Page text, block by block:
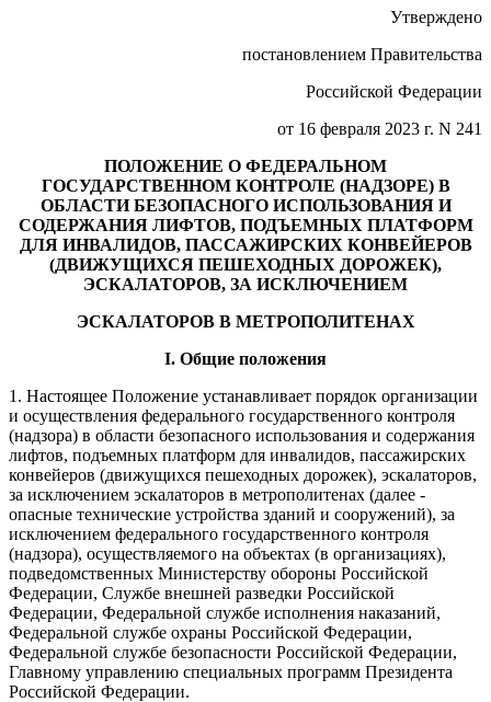
Утверждено
постановлением Правительства
Российской Федерации
от 16 февраля 2023 г. N 241
ПОЛОЖЕНИЕ О ФЕДЕРАЛЬНОМ
ГОСУДАРСТВЕННОМ КОНТРОЛЕ (НАДЗОРЕ) В
ОБЛАСТИ БЕЗОПАСНОГО ИСПОЛЬЗОВАНИЯ И
СОДЕРЖАНИЯ ЛИФТОВ, ПОДЪЕМНЫХ ПЛАТФОРМ
ДЛЯ ИНВАЛИДОВ, ПАССАЖИРСКИХ КОНВЕЙЕРОВ
(ДВИЖУЩИХСЯ ПЕШЕХОДНЫХ ДОРОЖЕК),
ЭСКАЛАТОРОВ, ЗА ИСКЛЮЧЕНИЕМ
ЭСКАЛАТОРОВ В МЕТРОПОЛИТЕНАХ
I. Общие положения
1. Настоящее Положение устанавливает порядок организации
и осуществления федерального государственного контроля
(надзора) в области безопасного использования и содержания
лифтов, подъемных платформ для инвалидов, пассажирских
конвейеров (движущихся пешеходных дорожек), эскалаторов,
за исключением эскалаторов в метрополитенах (далее -
опасные технические устройства зданий и сооружений), за
исключением федерального государственного контроля
(надзора), осуществляемого на объектах (в организациях),
подведомственных Министерству обороны Российской
Федерации, Службе внешней разведки Российской
Федерации, Федеральной службе исполнения наказаний,
Федеральной службе охраны Российской Федерации,
Федеральной службе безопасности Российской Федерации,
Главному управлению специальных программ Президента
Российской Федерации.